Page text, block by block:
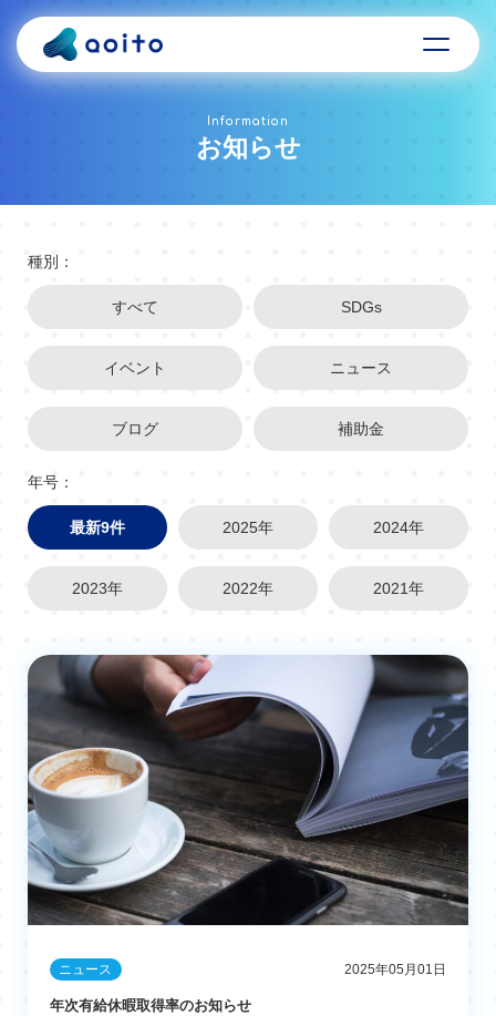
Information
お知らせ
種別：
すべて SDGs
イベント ニュース
ブログ 補助金
年号：
最新9件 2025年 2024年
2023年 2022年 2021年
ニュース 2025年05月01日
年次有給休暇取得率のお知らせ